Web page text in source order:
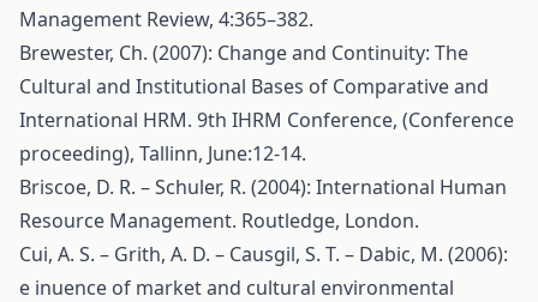
Management Review, 4:365–382.
Brewester, Ch. (2007): Change and Continuity: The
Cultural and Institutional Bases of Comparative and
International HRM. 9th IHRM Conference, (Conference
proceeding), Tallinn, June:12-14.
Briscoe, D. R. – Schuler, R. (2004): International Human
Resource Management. Routledge, London.
Cui, A. S. – Grith, A. D. – Causgil, S. T. – Dabic, M. (2006):
e inuence of market and cultural environmental